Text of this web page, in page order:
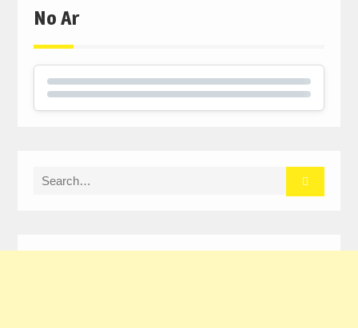
No Ar
Search